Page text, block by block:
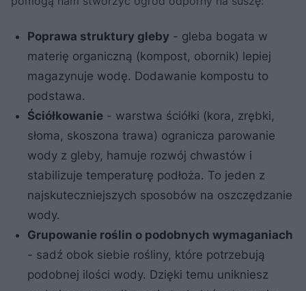
Poprawa struktury gleby - gleba bogata w
materię organiczną (kompost, obornik) lepiej
magazynuje wodę. Dodawanie kompostu to
podstawa.
Ściółkowanie - warstwa ściółki (kora, zrębki,
słoma, skoszona trawa) ogranicza parowanie
wody z gleby, hamuje rozwój chwastów i
stabilizuje temperaturę podłoża. To jeden z
najskuteczniejszych sposobów na oszczędzanie
wody.
Grupowanie roślin o podobnych wymaganiach
- sadź obok siebie rośliny, które potrzebują
podobnej ilości wody. Dzięki temu unikniesz